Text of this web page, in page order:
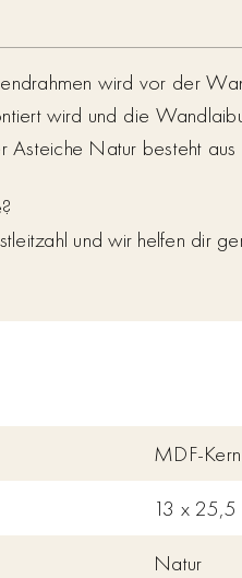
wird vor der
wird und die
Natur besteht
und wir helfen dir
MDF-Kern
13 x 25,5
Natur